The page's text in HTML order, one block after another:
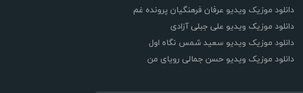
دانلود موزیک ویدیو عرفان فرهنگیان پرونده غم
دانلود موزیک ویدیو علی جبلی آزادی
دانلود موزیک ویدیو سعید شمس نگاه اول
دانلود موزیک ویدیو حسن جمالی رویای من